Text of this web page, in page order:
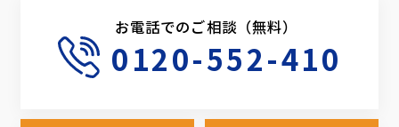
お電話でのご相談（無料）
0120-552-410